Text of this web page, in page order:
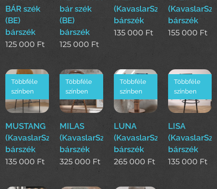
BÁR szék
(BE)
bárszék
125 000 Ft
bár szék
(BE)
bárszék
125 000 Ft
(KavaslarSzékek)
bárszék
135 000 Ft
bárszék
155 000 Ft
MUSTANG
(KavaslarSzékek)
bárszék
Többféle
színben
135 000 Ft
MILAS
(KavaslarSzékek)
bárszék
Többféle
színben
325 000 Ft
LUNA
(KavaslarSzékek)
bárszék
Többféle
színben
265 000 Ft
LISA
bárszék
Többféle
színben
135 000 Ft